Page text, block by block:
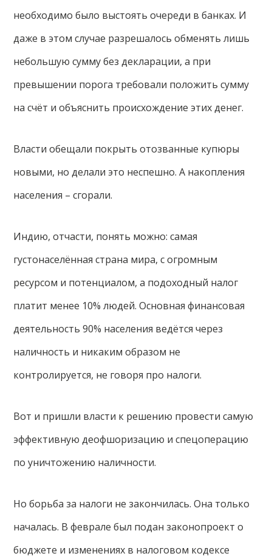
необходимо было выстоять очереди в банках. И
даже в этом случае разрешалось обменять лишь
небольшую сумму без декларации, а при
превышении порога требовали положить сумму
на счёт и объяснить происхождение этих денег.
Власти обещали покрыть отозванные купюры
новыми, но делали это неспешно. А накопления
населения – сгорали.
Индию, отчасти, понять можно: самая
густонаселённая страна мира, с огромным
ресурсом и потенциалом, а подоходный налог
платит менее 10% людей. Основная финансовая
деятельность 90% населения ведётся через
наличность и никаким образом не
контролируется, не говоря про налоги.
Вот и пришли власти к решению провести самую
эффективную деофшоризацию и спецоперацию
по уничтожению наличности.
Но борьба за налоги не закончилась. Она только
началась. В феврале был подан законопроект о
бюджете и изменениях в налоговом кодексе